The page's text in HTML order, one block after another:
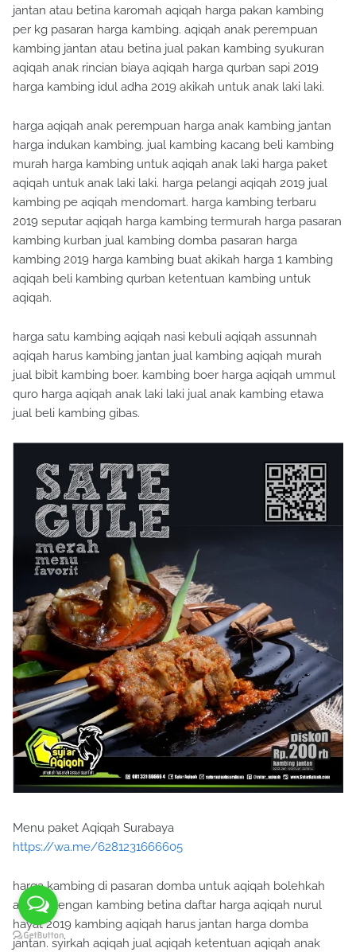
jantan atau betina karomah aqiqah harga pakan kambing
per kg pasaran harga kambing. aqiqah anak perempuan
kambing jantan atau betina jual pakan kambing syukuran
aqiqah anak rincian biaya aqiqah harga qurban sapi 2019
harga kambing idul adha 2019 akikah untuk anak laki laki.
harga aqiqah anak perempuan harga anak kambing jantan
harga indukan kambing. jual kambing kacang beli kambing
murah harga kambing untuk aqiqah anak laki harga paket
aqiqah untuk anak laki laki. harga pelangi aqiqah 2019 jual
kambing pe aqiqah mendomart. harga kambing terbaru
2019 seputar aqiqah harga kambing termurah harga pasaran
kambing kurban jual kambing domba pasaran harga
kambing 2019 harga kambing buat akikah harga 1 kambing
aqiqah beli kambing qurban ketentuan kambing untuk
aqiqah.
harga satu kambing aqiqah nasi kebuli aqiqah assunnah
aqiqah harus kambing jantan jual kambing aqiqah murah
jual bibit kambing boer. kambing boer harga aqiqah ummul
quro harga aqiqah anak laki laki jual anak kambing etawa
jual beli kambing gibas.
Menu paket Aqiqah Surabaya
https://wa.me/6281231666605
harga kambing di pasaran domba untuk aqiqah bolehkah
akikah dengan kambing betina daftar harga aqiqah nurul
hayat 2019 kambing aqiqah harus jantan harga domba
jantan. syirkah aqiqah jual aqiqah ketentuan aqiqah anak